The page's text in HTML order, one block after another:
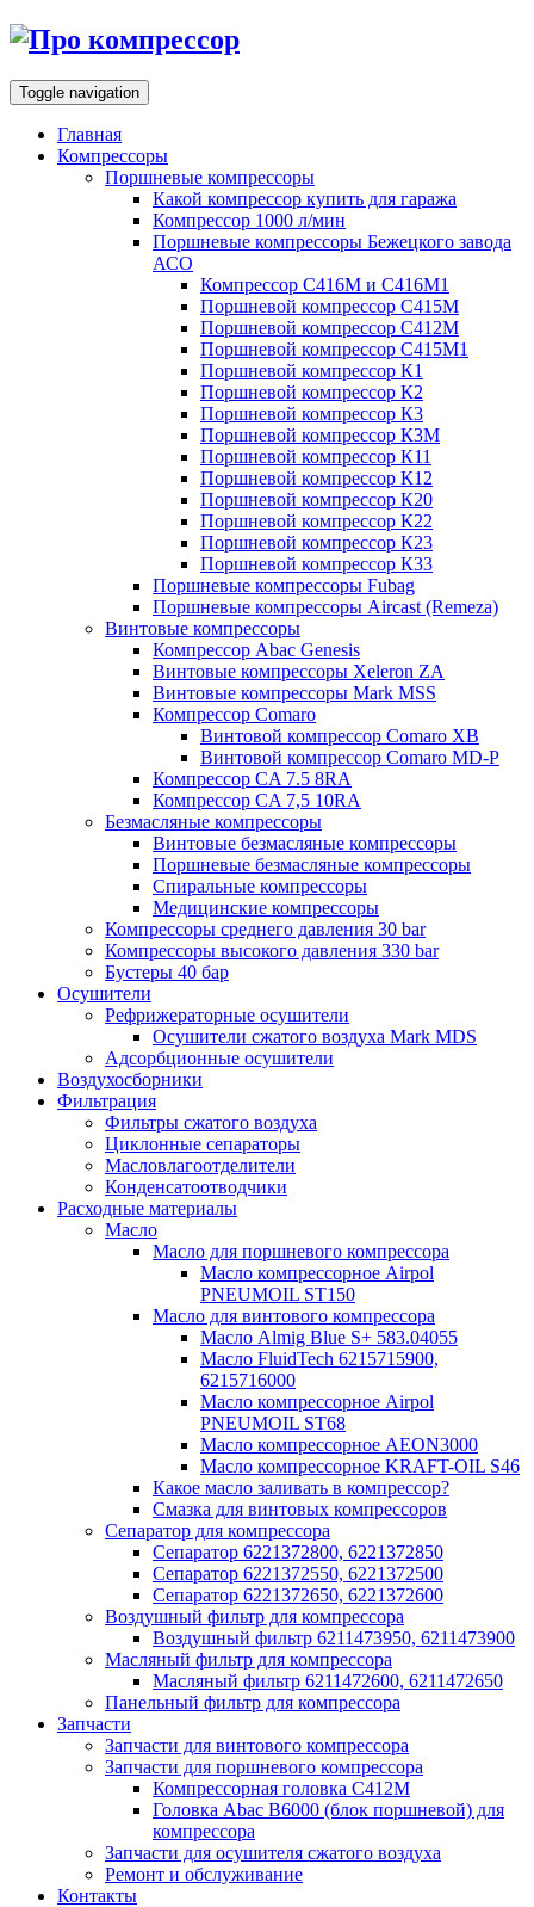
Toggle navigation
Главная
Компрессоры
Поршневые компрессоры
Какой компрессор купить для гаража
Компрессор 1000 л/мин
Поршневые компрессоры Бежецкого завода
АСО
Компрессор С416М и С416М1
Поршневой компрессор С415М
Поршневой компрессор С412М
Поршневой компрессор С415М1
Поршневой компрессор К1
Поршневой компрессор К2
Поршневой компрессор К3
Поршневой компрессор К3М
Поршневой компрессор К11
Поршневой компрессор К12
Поршневой компрессор К20
Поршневой компрессор К22
Поршневой компрессор К23
Поршневой компрессор К33
Поршневые компрессоры Fubag
Поршневые компрессоры Aircast (Remeza)
Винтовые компрессоры
Компрессор Abac Genesis
Винтовые компрессоры Xeleron ZA
Винтовые компрессоры Mark MSS
Компрессор Comaro
Винтовой компрессор Comaro XB
Винтовой компрессор Comaro MD-P
Компрессор CA 7.5 8RA
Компрессор CA 7,5 10RA
Безмасляные компрессоры
Винтовые безмасляные компрессоры
Поршневые безмасляные компрессоры
Спиральные компрессоры
Медицинские компрессоры
Компрессоры среднего давления 30 bar
Компрессоры высокого давления 330 bar
Бустеры 40 бар
Осушители
Рефрижераторные осушители
Осушители сжатого воздуха Mark MDS
Адсорбционные осушители
Воздухосборники
Фильтрация
Фильтры сжатого воздуха
Циклонные сепараторы
Масловлагоотделители
Конденсатоотводчики
Расходные материалы
Масло
Масло для поршневого компрессора
Масло компрессорное Airpol
PNEUMOIL ST150
Масло для винтового компрессора
Масло Almig Blue S+ 583.04055
Масло FluidTech 6215715900,
6215716000
Масло компрессорное Airpol
PNEUMOIL ST68
Масло компрессорное AEON3000
Масло компрессорное KRAFT-OIL S46
Какое масло заливать в компрессор?
Смазка для винтовых компрессоров
Сепаратор для компрессора
Сепаратор 6221372800, 6221372850
Сепаратор 6221372550, 6221372500
Сепаратор 6221372650, 6221372600
Воздушный фильтр для компрессора
Воздушный фильтр 6211473950, 6211473900
Масляный фильтр для компрессора
Масляный фильтр 6211472600, 6211472650
Панельный фильтр для компрессора
Запчасти
Запчасти для винтового компрессора
Запчасти для поршневого компрессора
Компрессорная головка С412М
Головка Abac B6000 (блок поршневой) для
компрессора
Запчасти для осушителя сжатого воздуха
Ремонт и обслуживание
Контакты